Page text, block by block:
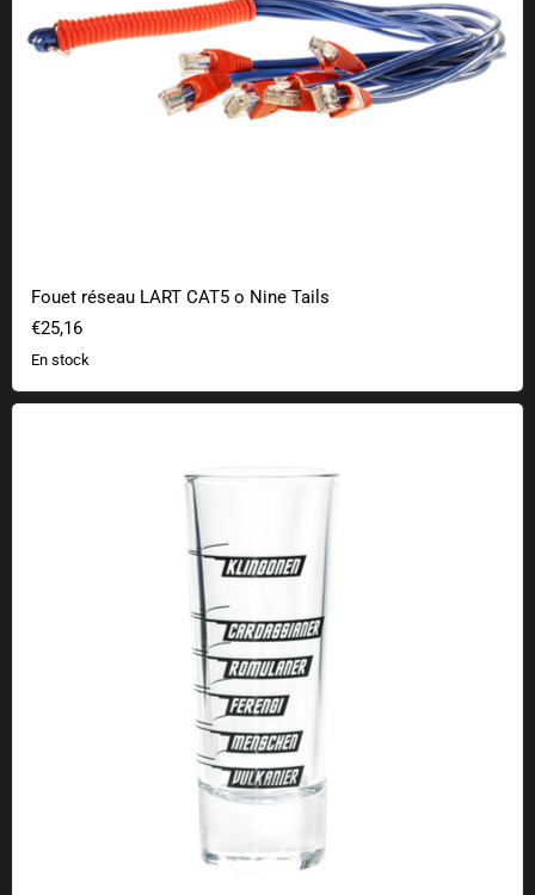
Fouet réseau LART CAT5 o Nine Tails
€25,16
En stock